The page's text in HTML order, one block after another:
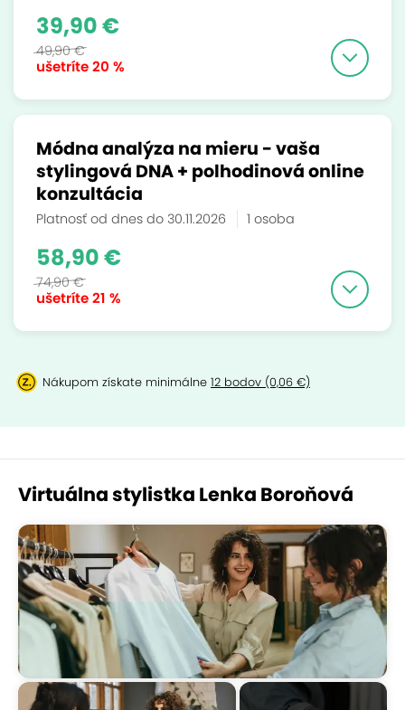
ušetríte20 %
39,90 €
49,90 €
Módna analýza na mieru - vaša
stylingová DNA + polhodinová online
konzultácia
Platnosť od dnes do 30.11.2026 1 osoba
ušetríte21 %
58,90 €
74,90 €
Nákupom získate minimálne 12 bodov (0,06 €)
Virtuálna stylistka Lenka Boroňová